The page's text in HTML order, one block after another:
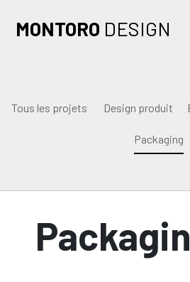
MONTORO DESIGN
Nos
Tous les projets Design produit
Packaging